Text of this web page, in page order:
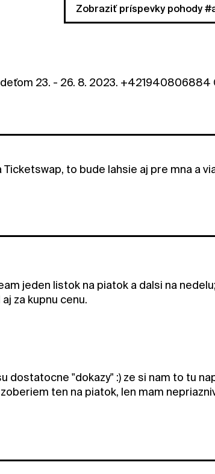
Zobraziť príspevky pohody
23. - 26. 8. 2023. +421940806884
to bude lahsie aj pre mna a
jeden listok na piatok a dalsi na
za kupnu cenu.
dostatocne "dokazy" :) ze si nam to tu
ten na piatok, len mam